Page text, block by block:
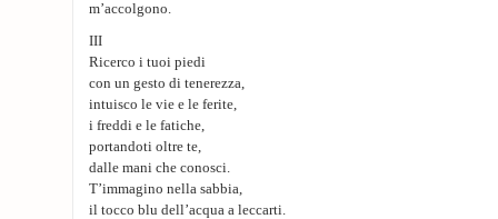
m’accolgono.
III
Ricerco i tuoi piedi
con un gesto di tenerezza,
intuisco le vie e le ferite,
i freddi e le fatiche,
portandoti oltre te,
dalle mani che conosci.
T’immagino nella sabbia,
il tocco blu dell’acqua a leccarti.